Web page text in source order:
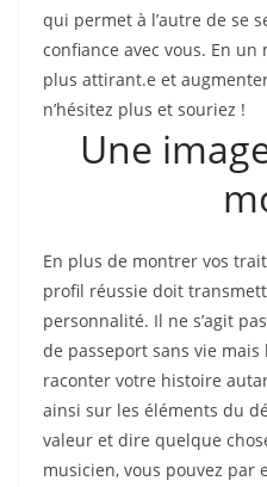
qui permet à l’autre de se
confiance avec vous. En
plus attirant.e et
n’hésitez plus et souriez !
Une
En plus de montrer vos
profil réussie doit
personnalité. Il ne s’agit
de passeport sans vie
raconter votre histoire
ainsi sur les éléments du
valeur et dire quelque
musicien, vous pouvez